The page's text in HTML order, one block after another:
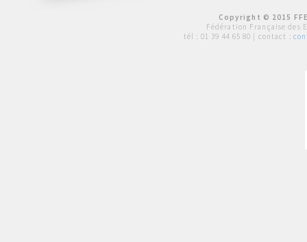
Copyright © 2015
Fédération Française des
tél : 01 39 44 65 80 | contact :